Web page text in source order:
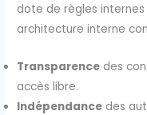
dote de règles
architecture interne
Transparence des
accès libre.
Indépendance des